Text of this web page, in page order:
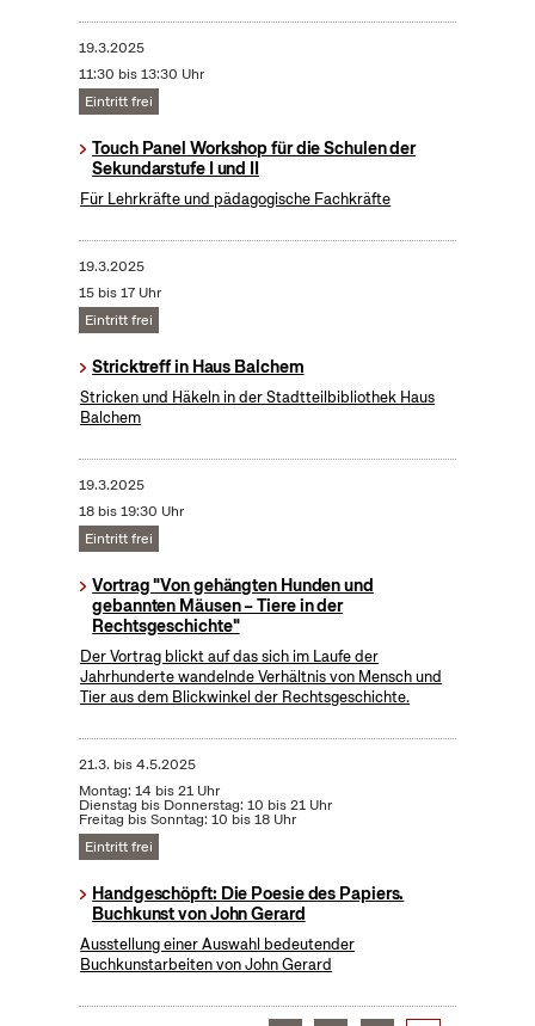
19.3.2025
11:30 bis 13:30 Uhr
Eintritt frei
Touch Panel Workshop für die Schulen der
Sekundarstufe I und II
Für Lehrkräfte und pädagogische Fachkräfte
19.3.2025
15 bis 17 Uhr
Eintritt frei
Stricktreff in Haus Balchem
Stricken und Häkeln in der Stadtteilbibliothek Haus
Balchem
19.3.2025
18 bis 19:30 Uhr
Eintritt frei
Vortrag "Von gehängten Hunden und
gebannten Mäusen – Tiere in der
Rechtsgeschichte"
Der Vortrag blickt auf das sich im Laufe der
Jahrhunderte wandelnde Verhältnis von Mensch und
Tier aus dem Blickwinkel der Rechtsgeschichte.
21.3. bis4.5.2025
Montag: 14 bis 21 Uhr
Dienstag bis Donnerstag: 10 bis 21 Uhr
Freitag bis Sonntag: 10 bis 18 Uhr
Eintritt frei
Handgeschöpft: Die Poesie des Papiers.
Buchkunst von John Gerard
Ausstellung einer Auswahl bedeutender
Buchkunstarbeiten von John Gerard